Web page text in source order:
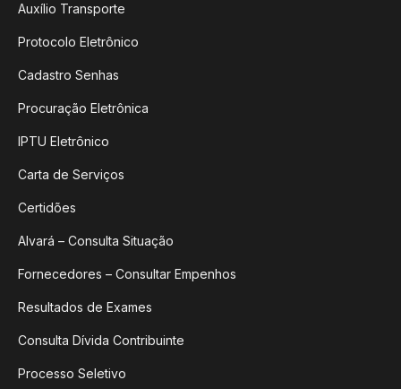
Auxílio Transporte
Protocolo Eletrônico
Cadastro Senhas
Procuração Eletrônica
IPTU Eletrônico
Carta de Serviços
Certidões
Alvará – Consulta Situação
Fornecedores – Consultar Empenhos
Resultados de Exames
Consulta Dívida Contribuinte
Processo Seletivo